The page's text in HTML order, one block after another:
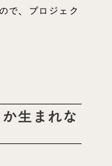
で、プロジェク
生まれな